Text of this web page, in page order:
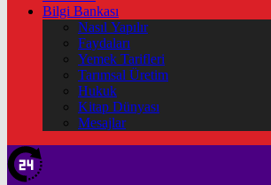
Bilgi Bankası
Nasıl Yapılır
Faydaları
Yemek Tarifleri
Tarımsal Üretim
Hukuk
Kitap Dünyası
Mesajlar